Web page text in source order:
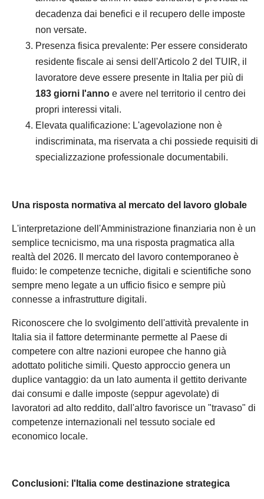
decadenza dai benefici e il recupero delle imposte
non versate.
Presenza fisica prevalente: Per essere considerato
residente fiscale ai sensi dell'Articolo 2 del TUIR, il
lavoratore deve essere presente in Italia per più di
183 giorni l'anno e avere nel territorio il centro dei
propri interessi vitali.
Elevata qualificazione: L'agevolazione non è
indiscriminata, ma riservata a chi possiede requisiti di
specializzazione professionale documentabili.
Una risposta normativa al mercato del lavoro globale
L'interpretazione dell'Amministrazione finanziaria non è un
semplice tecnicismo, ma una risposta pragmatica alla
realtà del 2026. Il mercato del lavoro contemporaneo è
fluido: le competenze tecniche, digitali e scientifiche sono
sempre meno legate a un ufficio fisico e sempre più
connesse a infrastrutture digitali.
Riconoscere che lo svolgimento dell'attività prevalente in
Italia sia il fattore determinante permette al Paese di
competere con altre nazioni europee che hanno già
adottato politiche simili. Questo approccio genera un
duplice vantaggio: da un lato aumenta il gettito derivante
dai consumi e dalle imposte (seppur agevolate) di
lavoratori ad alto reddito, dall'altro favorisce un "travaso" di
competenze internazionali nel tessuto sociale ed
economico locale.
Conclusioni: l'Italia come destinazione strategica
Vuoi ricevere tutte le
ultime news e consigli sul
mondo del lavoro?
Iscriviti Gratis
No, non sono interessato